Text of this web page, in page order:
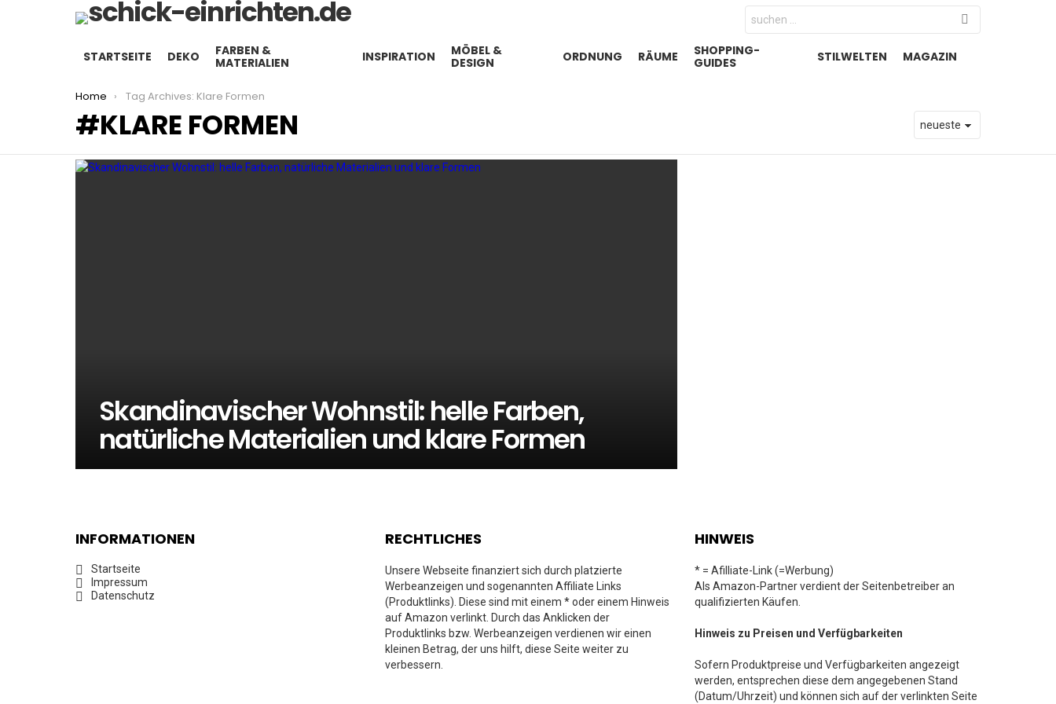
Search
for:
STARTSEITE DEKO
FARBEN &
MATERIALIEN
INSPIRATION
MÖBEL &
DESIGN
ORDNUNG RÄUME
SHOPPING-
GUIDES
STILWELTEN MAGAZIN
You are here:
Home Tag Archives: Klare Formen
KLARE FORMEN
LATEST
Skandinavischer Wohnstil: helle Farben,
natürliche Materialien und klare Formen
INFORMATIONEN
Startseite
Impressum
Datenschutz
RECHTLICHES
Unsere Webseite finanziert sich durch platzierte
Werbeanzeigen und sogenannten Affiliate Links
(Produktlinks). Diese sind mit einem * oder einem Hinweis
auf Amazon verlinkt. Durch das Anklicken der
Produktlinks bzw. Werbeanzeigen verdienen wir einen
kleinen Betrag, der uns hilft, diese Seite weiter zu
verbessern.
HINWEIS
* = Afilliate-Link (=Werbung)
Als Amazon-Partner verdient der Seitenbetreiber an
qualifizierten Käufen.
Hinweis zu Preisen und Verfügbarkeiten
Sofern Produktpreise und Verfügbarkeiten angezeigt
werden, entsprechen diese dem angegebenen Stand
(Datum/Uhrzeit) und können sich auf der verlinkten Seite